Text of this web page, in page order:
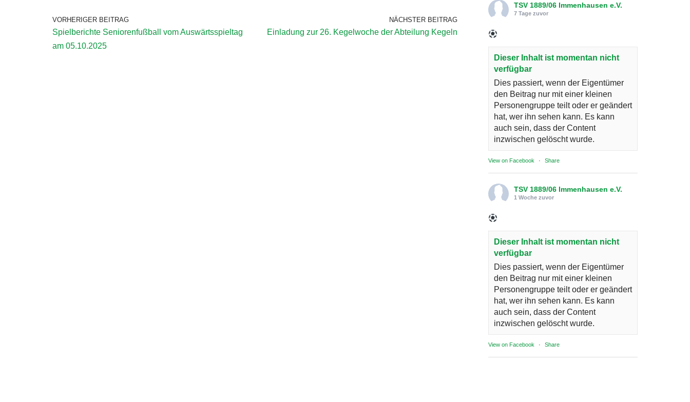
VORHERIGER BEITRAG
Spielberichte Seniorenfußball vom Auswärtsspieltag
am 05.10.2025
NÄCHSTER BEITRAG
Einladung zur 26. Kegelwoche der Abteilung Kegeln
TSV 1889/06 Immenhausen e.V.
7 Tage zuvor
Dieser Inhalt ist momentan nicht
verfügbar
Dies passiert, wenn der Eigentümer
den Beitrag nur mit einer kleinen
Personengruppe teilt oder er geändert
hat, wer ihn sehen kann. Es kann
auch sein, dass der Content
inzwischen gelöscht wurde.
View on Facebook · Share
TSV 1889/06 Immenhausen e.V.
1 Woche zuvor
Dieser Inhalt ist momentan nicht
verfügbar
Dies passiert, wenn der Eigentümer
den Beitrag nur mit einer kleinen
Personengruppe teilt oder er geändert
hat, wer ihn sehen kann. Es kann
auch sein, dass der Content
inzwischen gelöscht wurde.
View on Facebook · Share